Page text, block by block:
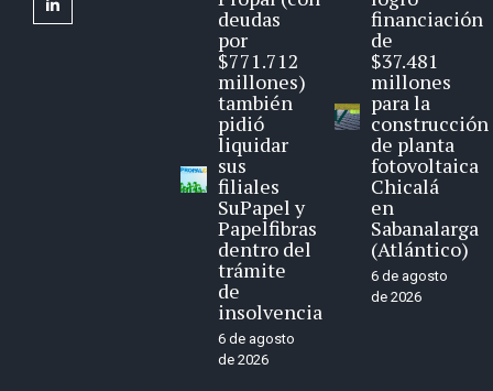
linkedin
deudas
por
$771.712
millones)
también
pidió
liquidar
sus
filiales
SuPapel y
Papelfibras
dentro del
trámite
de
insolvencia
6 de agosto
de 2026
financiación
de
$37.481
millones
para la
construcción
de planta
fotovoltaica
Chicalá
en
Sabanalarga
(Atlántico)
6 de agosto
de 2026